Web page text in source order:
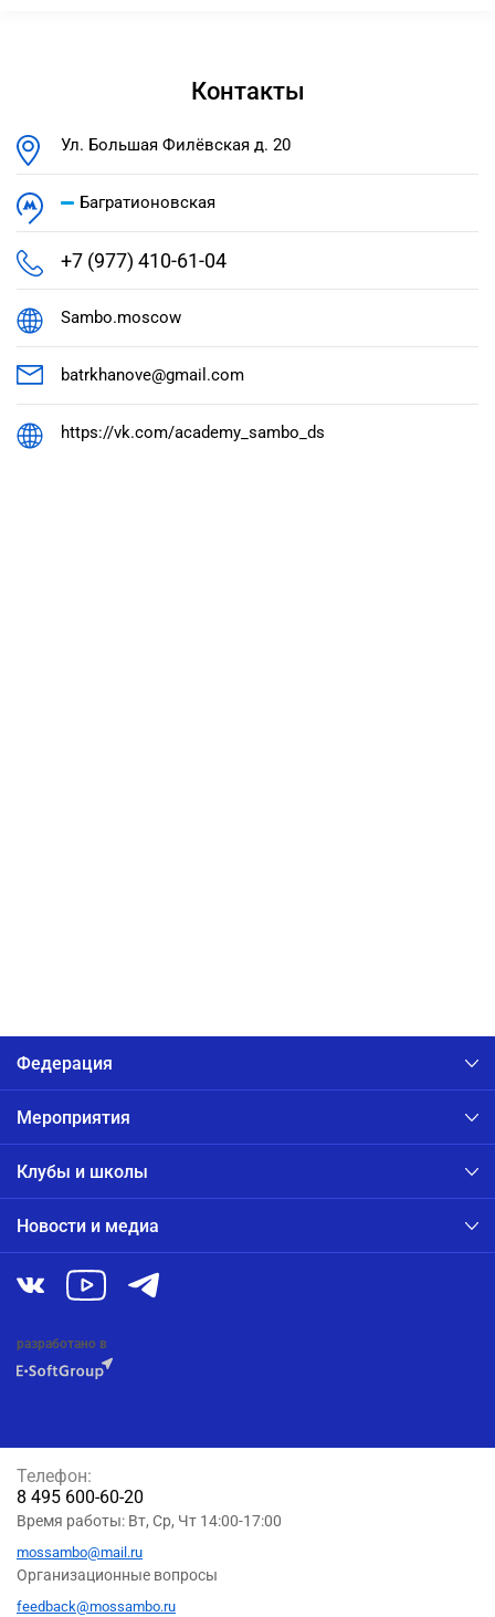
Контакты
Ул. Большая Филёвская д. 20
Багратионовская
+7 (977) 410-61-04
Sambo.moscow
batrkhanove@gmail.com
https://vk.com/academy_sambo_ds
Федерация
Мероприятия
Клубы и школы
Новости и медиа
разработано в
Телефон:
8 495 600-60-20
Время работы: Вт, Ср, Чт 14:00-17:00
mossambo@mail.ru
Организационные вопросы
feedback@mossambo.ru